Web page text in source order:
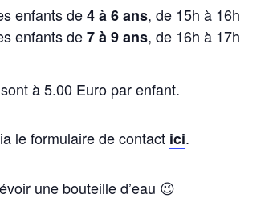
enfants de4 à 6 ans, de 15h à 16h
enfants de7 à 9 ans, de 16h à 17h
à 5.00 Euro par enfant.
le formulaire de contact ici.
une bouteille d’eau 😉